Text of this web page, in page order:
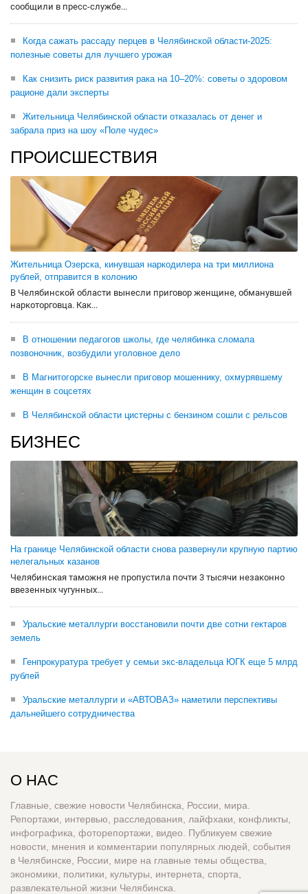
сообщили в пресс-службе...
Когда сажать рассаду перцев в Челябинской области-2025:
полезные советы для лучшего урожая
Как снизить риск развития рака на 10–20%: советы о здоровом
рационе дали эксперты
Жительница Челябинской области отказалась от денег и
забрала приз на шоу «Поле чудес»
ПРОИСШЕСТВИЯ
Жительница Озерска, кинувшая наркодилера на три миллиона
рублей, отправится в колонию
В Челябинской области вынесли приговор женщине, обманувшей
наркоторговца. Как...
В отношении педагогов школы, где челябинка сломала
позвоночник, возбудили уголовное дело
В Магнитогорске вынесли приговор мошеннику, охмурявшему
женщин в соцсетях
В Челябинской области цистерны с бензином сошли с рельсов
БИЗНЕС
На границе Челябинской области снова развернули крупную партию
нелегальных казанов
Челябинская таможня не пропустила почти 3 тысячи незаконно
ввезенных чугунных...
Уральские металлурги восстановили почти две сотни гектаров
земель
Генпрокуратура требует у семьи экс-владельца ЮГК еще 5 млрд
рублей
Уральские металлурги и «АВТОВАЗ» наметили перспективы
дальнейшего сотрудничества
О НАС
Главные, свежие новости Челябинска, России, мира.
Репортажи, интервью, расследования, лайфхаки, конфликты,
инфографика, фоторепортажи, видео. Публикуем свежие
новости, мнения и комментарии популярных людей, события
в Челябинске, России, мире на главные темы общества,
экономики, политики, культуры, интернета, спорта,
развлекательной жизни Челябинска.